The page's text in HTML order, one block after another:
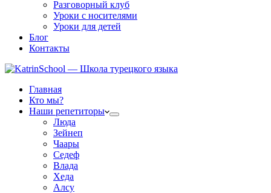
Разговорный клуб
Уроки с носителями
Уроки для детей
Блог
Контакты
Главная
Кто мы?
Наши репетиторы
Люда
Зейнеп
Чаары
Седеф
Влада
Хеда
Алсу